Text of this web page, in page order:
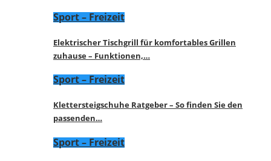
Sport – Freizeit
Elektrischer Tischgrill für komfortables Grillen
zuhause – Funktionen,…
Sport – Freizeit
Klettersteigschuhe Ratgeber – So finden Sie den
passenden…
Sport – Freizeit